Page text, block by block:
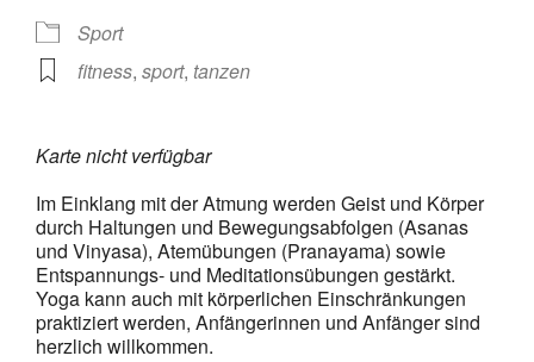
Sport
fitness, sport, tanzen
Karte nicht verfügbar
Im Einklang mit der Atmung werden Geist und Körper
durch Haltungen und Bewegungsabfolgen (Asanas
und Vinyasa), Atemübungen (Pranayama) sowie
Entspannungs- und Meditationsübungen gestärkt.
Yoga kann auch mit körperlichen Einschränkungen
praktiziert werden, Anfängerinnen und Anfänger sind
herzlich willkommen.